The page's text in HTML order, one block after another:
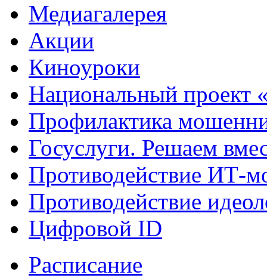
Медиагалерея
Акции
Киноуроки
Национальный проект
Профилактика
Госуслуги. Решаем
Противодействие ИТ-
Противодействие
Цифровой ID
Расписание